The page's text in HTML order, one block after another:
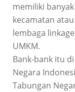
memiliki
kecamatan
lembaga
UMKM.
Bank-bank itu
Negara
Tabungan